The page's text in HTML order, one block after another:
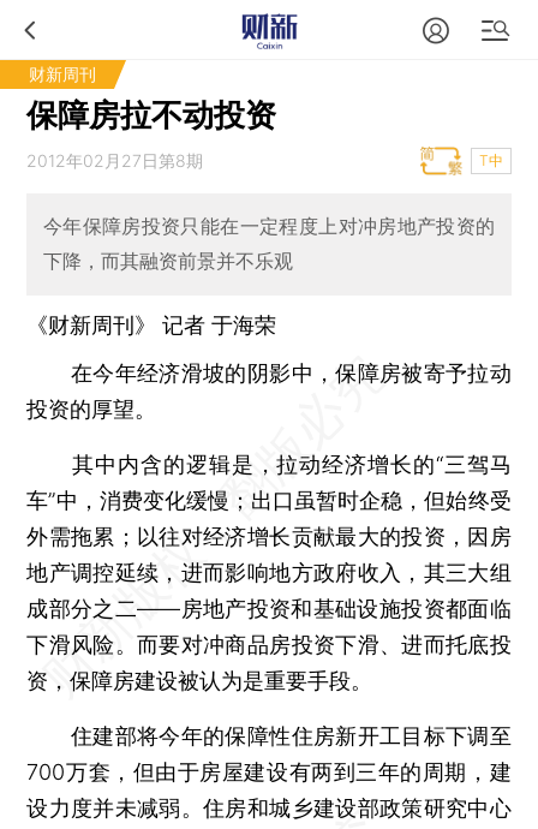
财新周刊
保障房拉不动投资
2012年02月27日第8期 T中
今年保障房投资只能在一定程度上对冲房地产投资的
下降，而其融资前景并不乐观
《财新周刊》 记者于海荣
在今年经济滑坡的阴影中，保障房被寄予拉动
投资的厚望。
其中内含的逻辑是，拉动经济增长的“三驾马
车”中，消费变化缓慢；出口虽暂时企稳，但始终受
外需拖累；以往对经济增长贡献最大的投资，因房
地产调控延续，进而影响地方政府收入，其三大组
成部分之二——房地产投资和基础设施投资都面临
下滑风险。而要对冲商品房投资下滑、进而托底投
资，保障房建设被认为是重要手段。
住建部将今年的保障性住房新开工目标下调至
700万套，但由于房屋建设有两到三年的周期，建
设力度并未减弱。住房和城乡建设部政策研究中心